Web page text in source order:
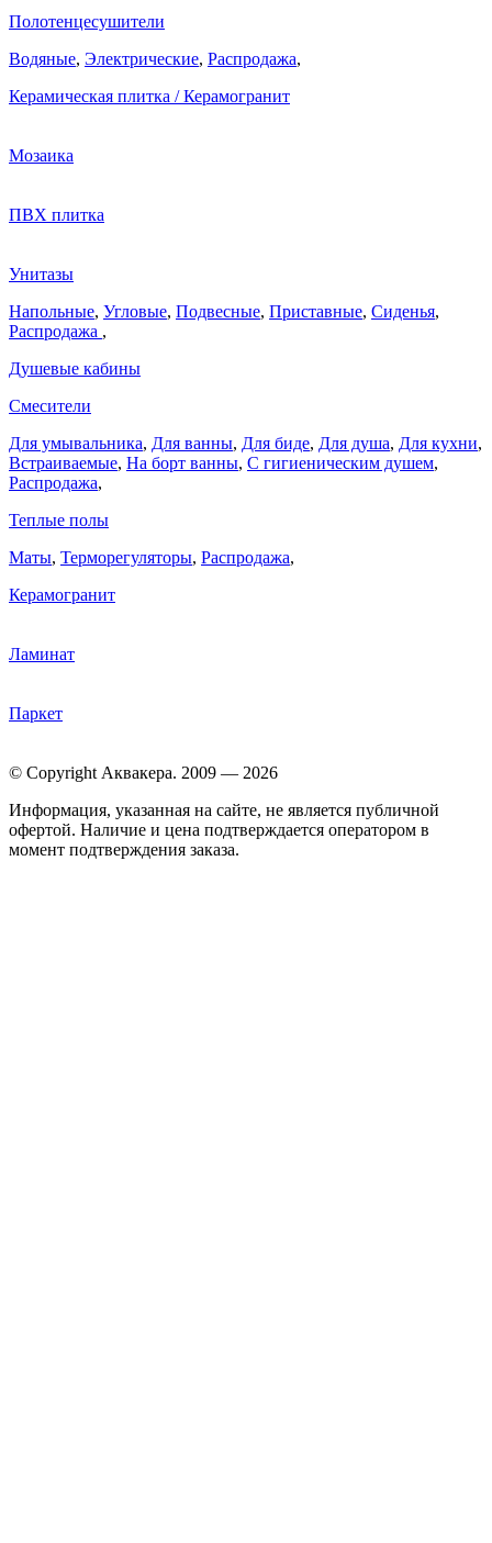
Полотенцесушители
Водяные, Электрические, Распродажа,
Керамическая плитка / Керамогранит
Мозаика
ПВХ плитка
Унитазы
Напольные, Угловые, Подвесные, Приставные, Сиденья,
Распродажа ,
Душевые кабины
Смесители
Для умывальника, Для ванны, Для биде, Для душа, Для кухни,
Встраиваемые, На борт ванны, C гигиеническим душем,
Распродажа,
Теплые полы
Маты, Терморегуляторы, Распродажа,
Керамогранит
Ламинат
Паркет
© Copyright Аквакера. 2009 — 2026
Информация, указанная на сайте, не является публичной
офертой. Наличие и цена подтверждается оператором в
момент подтверждения заказа.